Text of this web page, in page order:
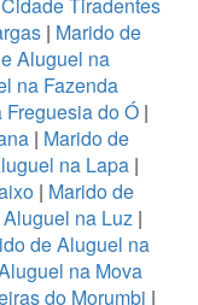
| Marido de
Aluguel na
na Fazenda
do Ó |
| Marido de
na Lapa |
| Marido de
na Luz|
de Aluguel na
na Mova
do Morumbi |